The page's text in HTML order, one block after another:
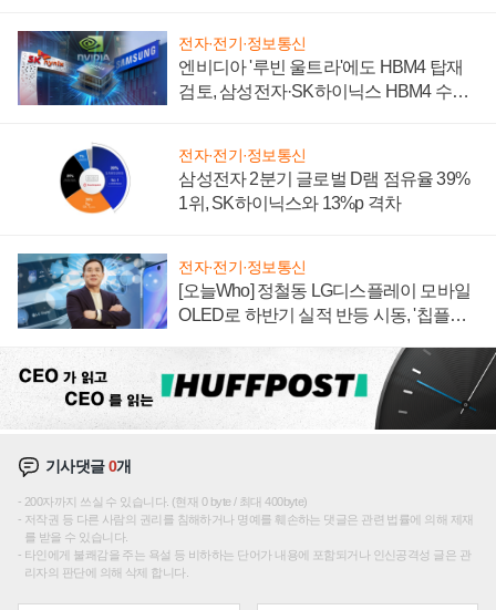
전자·전기·정보통신
엔비디아 '루빈 울트라'에도 HBM4 탑재
검토, 삼성전자·SK하이닉스 HBM4 수율
전자·전기·정보통신
삼성전자 2분기 글로벌 D램 점유율 39%
1위, SK하이닉스와 13%p 격차
전자·전기·정보통신
[오늘Who] 정철동 LG디스플레이 모바일
OLED로 하반기 실적 반등 시동, '칩플레
기사댓글0개
200자까지 쓰실 수 있습니다. (현재 0 byte / 최대 400byte)
저작권 등 다른 사람의 권리를 침해하거나 명예를 훼손하는 댓글은 관련 법률에 의해 제재
를 받을 수 있습니다.
타인에게 불쾌감을 주는 욕설 등 비하하는 단어가 내용에 포함되거나 인신공격성 글은 관
리자의 판단에 의해 삭제 합니다.